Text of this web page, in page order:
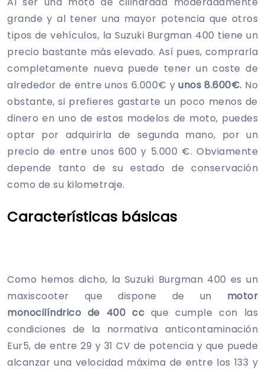
grande y al tener una mayor potencia que otros
tipos de vehículos, la Suzuki Burgman 400 tiene un
precio bastante más elevado. Así pues, comprarla
completamente nueva puede tener un coste de
alrededor de entre unos 6.000€ yunos 8.600€. No
obstante, si prefieres gastarte un poco menos de
dinero en uno de estos modelos de moto, puedes
optar por adquirirla de segunda mano, por un
precio de entre unos 600 y 5.000 €. Obviamente
depende tanto de su estado de conservación
como de su kilometraje.
Características básicas
Como hemos dicho, la Suzuki Burgman 400 es un
maxiscooter que dispone de un motor
monocilíndrico de 400 cc que cumple con las
condiciones de la normativa anticontaminación
Eur5, de entre 29 y 31 CV de potencia y que puede
alcanzar una velocidad máxima de entre los 133 y